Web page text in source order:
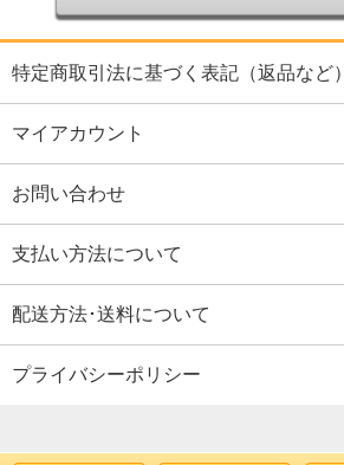
特定商取引法に基づく表記（返品など）
マイアカウント
お問い合わせ
支払い方法について
配送方法･送料について
プライバシーポリシー